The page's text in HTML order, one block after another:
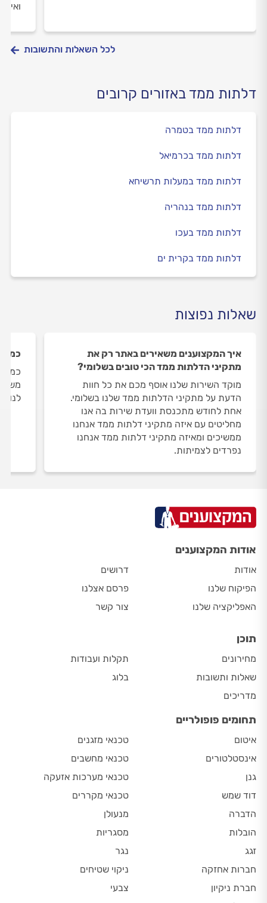
לכל השאלות והתשובות
דלתות ממד באזורים קרובים
דלתות ממד בטמרה
דלתות ממד בכרמיאל
דלתות ממד במעלות תרשיחא
דלתות ממד בנהריה
דלתות ממד בעכו
דלתות ממד בקרית ים
שאלות נפוצות
איך המקצוענים משאירים באתר רק את
מתקיני הדלתות ממד הכי טובים בשלומי?
מוקד השירות שלנו אוסף מכם את כל חוות
הדעת על מתקיני הדלתות ממד שלנו בשלומי.
אחת לחודש מתכנסת וועדת שירות בה אנו
מחליטים עם איזה מתקיני דלתות ממד אנחנו
ממשיכים ומאיזה מתקיני דלתות ממד אנחנו
נפרדים לצמיתות.
כמה
לנו 1 מתקיני דלתות ממד בשלומי.
אודות המקצוענים
אודות
הפיקוח שלנו
האפליקציה שלנו
דרושים
פרסם אצלנו
צור קשר
תוכן
מחירונים
שאלות ותשובות
מדריכים
תקלות ועבודות
בלוג
תחומים פופולריים
איטום
אינסטלטורים
גנן
דוד שמש
הדברה
הובלות
זגג
חברות אחזקה
חברת ניקיון
טכנאי מזגנים
טכנאי מחשבים
טכנאי מערכות אזעקה
טכנאי מקררים
מנעולן
מסגריות
נגר
ניקוי שטיחים
צבעי